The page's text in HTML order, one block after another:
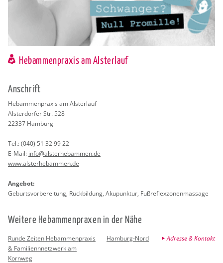
Hebammenpraxis am Alsterlauf
An­schrift
Heb­am­men­pra­xis am Als­ter­lauf
Als­ter­dor­fer Str. 528
22337 Ham­burg
Tel.:(040) 51 32 99 22
E-Mail: info@​als​terh​ebam​men.​de
www.​als​terh​ebam​men.​de
An­ge­bot:
Ge­burts­vor­be­rei­tung, Rück­bil­dung, Aku­punk­tur, Fu­ß­re­flex­zo­nen­mas­sa­ge
Wei­te­re Heb­am­men­pra­xen in der Nähe
Runde Zeiten Hebammenpraxis
& Familiennnetzwerk am
Kornweg
Hamburg-Nord Adresse & Kontakt